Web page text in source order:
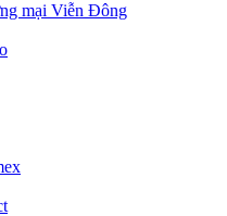
mại Viễn Đông